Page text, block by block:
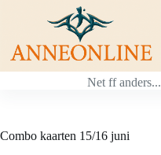
inhoud
Net ff anders...
Combo kaarten 15/16 juni